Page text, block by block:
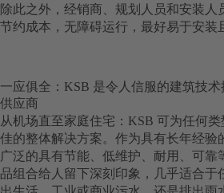
除此之外，经销商、规划人员和安装人
节约成本，无障碍运行，最好易于安装
一应俱全：KSB 是令人信服的建筑技
供应商
从机场直至家庭住宅：KSB 可为任何
佳的整体解决方案。作为具有长年经验
广泛的具有节能、低维护、耐用、可靠
品组合给人留下深刻印象，几乎适合于